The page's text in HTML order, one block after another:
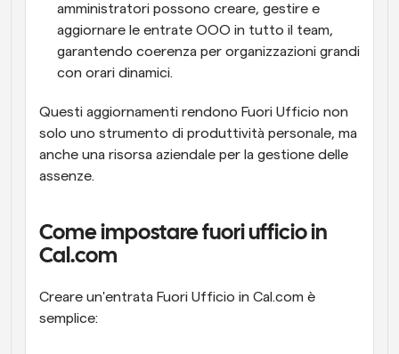
amministratori possono creare, gestire e
aggiornare le entrate OOO in tutto il team,
garantendo coerenza per organizzazioni grandi
con orari dinamici.
Questi aggiornamenti rendono Fuori Ufficio non
solo uno strumento di produttività personale, ma
anche una risorsa aziendale per la gestione delle
assenze.
Come impostare fuori ufficio in
Cal.com
Creare un'entrata Fuori Ufficio in Cal.com è
semplice: